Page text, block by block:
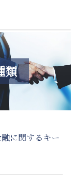
類
に関するキー